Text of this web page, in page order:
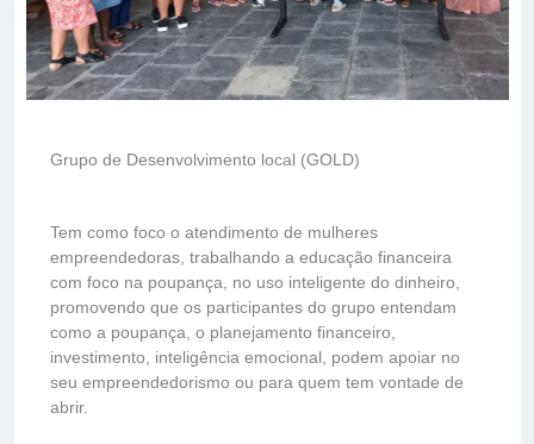
Grupo de Desenvolvimento local (GOLD)
Tem como foco o atendimento de mulheres
empreendedoras, trabalhando a educação financeira
com foco na poupança, no uso inteligente do dinheiro,
promovendo que os participantes do grupo entendam
como a poupança, o planejamento financeiro,
investimento, inteligência emocional, podem apoiar no
seu empreendedorismo ou para quem tem vontade de
abrir.